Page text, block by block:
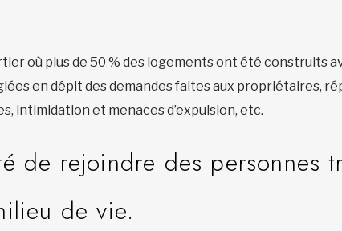
où plus de 50 % des logements ont été construits
en dépit des demandes faites aux propriétaires,
intimidation et menaces d’expulsion, etc.
de rejoindre des personnes
de vie.